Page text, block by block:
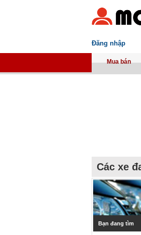
Đăng nhập
Mua bán
Các xe
Bạn đang tìm